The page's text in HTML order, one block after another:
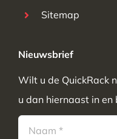
Sitemap
Nieuwsbrief
Wilt u de QuickRack
u dan hiernaast in en